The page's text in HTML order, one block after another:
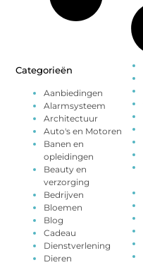
Categorieën
Aanbiedingen
Alarmsysteem
Architectuur
Auto's en Motoren
Banen en
opleidingen
Beauty en
verzorging
Bedrijven
Bloemen
Blog
Cadeau
Dienstverlening
Dieren